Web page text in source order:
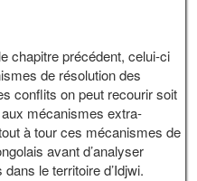
chapitre précédent, celui-ci
de résolution des
conflits on peut recourir soit
mécanismes extra-
à tour ces mécanismes de
avant d’analyser
le territoire d’Idjwi.